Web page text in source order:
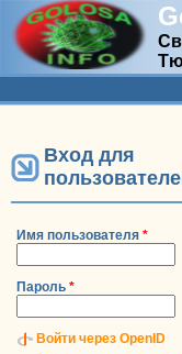
Вход для
Имя пользователя *
Пароль *
Войти через OpenID